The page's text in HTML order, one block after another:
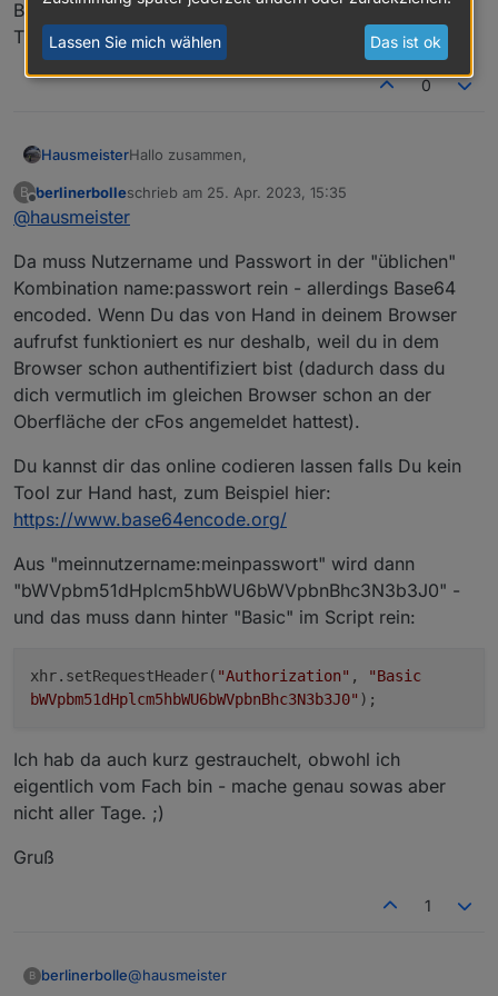
Beste Grüße
Tim
0
HausmeisterHallo zusammen,
vorab Danke für die tolle vorarbeit.
Ich verstehe nicht was hier für ein Passwort
eingetragen werden soll.
Das Admin Passwort funktioniert nicht. Auch die
anpassung Admin:Passwort funktioniert nicht.
Es kommt immer folgender Fehler.
16:53:13.203	info	javascript.0 (1210)
Wenn ich die Werte per HTTP GET händisch
schicke kommen sie auch an.
Beste Grüße
Tim
B
Offline
berlinerbolleschrieb am 25. Apr. 2023, 15:35
zuletzt editiert von
@hausmeister
Da muss Nutzername und Passwort in der "üblichen"
Kombination name:passwort rein - allerdings Base64
encoded. Wenn Du das von Hand in deinem Browser
aufrufst funktioniert es nur deshalb, weil du in dem
Browser schon authentifiziert bist (dadurch dass du
dich vermutlich im gleichen Browser schon an der
Oberfläche der cFos angemeldet hattest).
Du kannst dir das online codieren lassen falls Du kein
Tool zur Hand hast, zum Beispiel hier:
https://www.base64encode.org/
Aus "meinnutzername:meinpasswort" wird dann
"bWVpbm51dHplcm5hbWU6bWVpbnBhc3N3b3J0" -
und das muss dann hinter "Basic" im Script rein:
xhr.setRequestHeader( "Authorization" ,
"Basic
bWVpbm51dHplcm5hbWU6bWVpbnBhc3N3b3J0" );
Ich hab da auch kurz gestrauchelt, obwohl ich
eigentlich vom Fach bin - mache genau sowas aber
nicht aller Tage. ;)
Gruß
1
B berlinerbolle@hausmeister
Lassen Sie mich wählen Das ist ok